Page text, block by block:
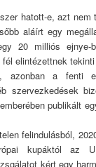
hatott-e, azt nem
aláírt egy
20 milliós ejnye-
elintézettnek
a fenti
szervezkedések
publikált
felindulásból,
kupáktól az
kért egy